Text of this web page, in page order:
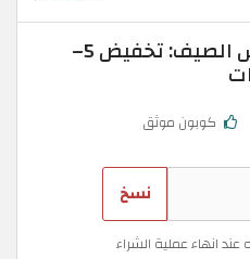
كود خصم لسيتي ماكس الصيف: تخفيض 5–
كوبون موثق
نسخ
انهاء عملية الشراء